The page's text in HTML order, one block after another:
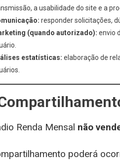
a usabilidade do site e a
responder solicitações,
(quando autorizado): envio
estatísticas: elaboração de
Renda Mensal não
poderá